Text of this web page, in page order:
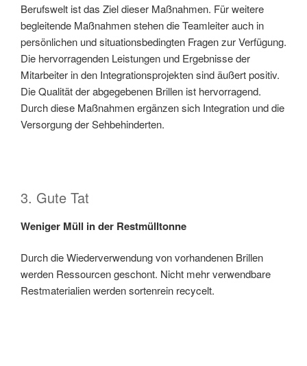
Berufswelt ist das Ziel dieser Maßnahmen. Für weitere
begleitende Maßnahmen stehen die Teamleiter auch in
persönlichen und situationsbedingten Fragen zur Verfügung.
Die hervorragenden Leistungen und Ergebnisse der
Mitarbeiter in den Integrationsprojekten sind äußert positiv.
Die Qualität der abgegebenen Brillen ist hervorragend.
Durch diese Maßnahmen ergänzen sich Integration und die
Versorgung der Sehbehinderten.
3. Gute Tat
Weniger Müll in der Restmülltonne
Durch die Wiederverwendung von vorhandenen Brillen
werden Ressourcen geschont. Nicht mehr verwendbare
Restmaterialien werden sortenrein recycelt.